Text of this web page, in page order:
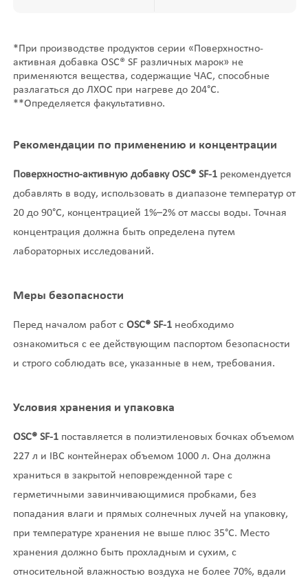
*При производстве продуктов серии «Поверхностно-
активная добавка OSC® SF различных марок» не
применяются вещества, содержащие ЧАС, способные
разлагаться до ЛХОС при нагреве до 204°С.
**Определяется факультативно.
Рекомендации по применению и концентрации
Поверхностно-активную добавку OSC® SF-1 рекомендуется
добавлять в воду, использовать в диапазоне температур от
20 до 90°С, концентрацией 1%–2% от массы воды. Точная
концентрация должна быть определена путем
лабораторных исследований.
Меры безопасности
Перед началом работ с OSC® SF-1 необходимо
ознакомиться с ее действующим паспортом безопасности
и строго соблюдать все, указанные в нем, требования.
Условия хранения и упаковка
OSC® SF-1 поставляется в полиэтиленовых бочках объемом
227 л и IBC контейнерах объемом 1000 л. Она должна
храниться в закрытой неповрежденной таре с
герметичными завинчивающимися пробками, без
попадания влаги и прямых солнечных лучей на упаковку,
при температуре хранения не выше плюс 35°С. Место
хранения должно быть прохладным и сухим, с
относительной влажностью воздуха не более 70%, вдали